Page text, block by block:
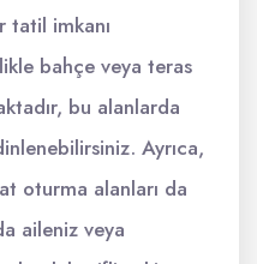
imkanı
bahçe veya teras
bu alanlarda
Ayrıca,
oturma alanları da
aileniz veya